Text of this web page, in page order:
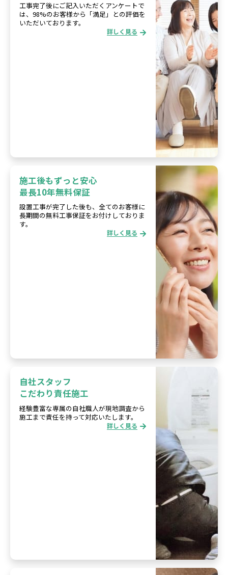
工事完了後にご記入いただくアンケートで
は、98%のお客様から「満足」との評価を
いただいております。
詳しく見る
施工後もずっと安心
最長10年無料保証
設置工事が完了した後も、全てのお客様に
長期間の無料工事保証をお付けしておりま
す。
詳しく見る
自社スタッフ
こだわり責任施工
経験豊富な専属の自社職人が現地調査から
施工まで責任を持って対応いたします。
詳しく見る